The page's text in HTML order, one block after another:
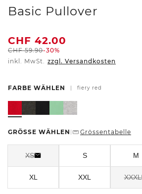
Basic Pullover
CHF 42.00
CHF59.90-30%
inkl. MwSt. zzgl. Versandkosten
FARBE WÄHLEN fiery red
GRÖSSE WÄHLEN Grössentabelle
XS S M
XL XXL XXXL